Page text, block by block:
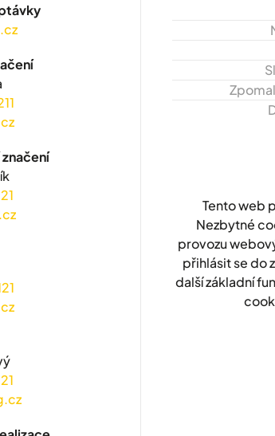
Tento web
Nezbytné
provozu
přihlásit se do
další základní